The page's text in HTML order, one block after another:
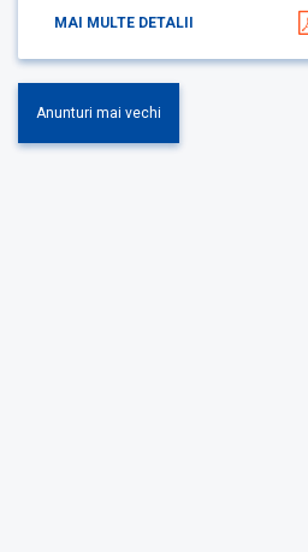
MAI MULTE DETALII
Anunturi mai vechi